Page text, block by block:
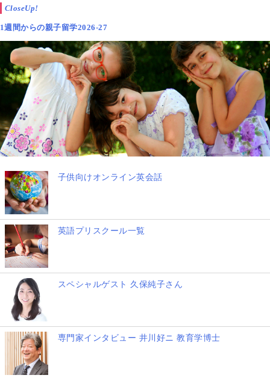
CloseUp!
1週間からの親子留学2026-27
子供向けオンライン英会話
英語プリスクール一覧
スペシャルゲスト 久保純子さん
専門家インタビュー 井川好ニ 教育学博士